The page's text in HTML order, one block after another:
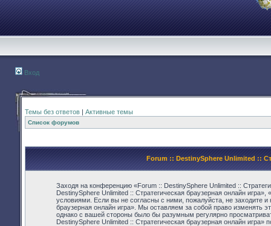
Вход
Темы без ответов | Активные темы
Список форумов
Forum :: DestinySphere Unlimited ::
Заходя на конференцию «Forum :: DestinySphere Unlimited ::
DestinySphere Unlimited :: Стратегическая браузерная онлайн
условиями. Если вы не согласны с ними, пожалуйста, не заходите
браузерная онлайн игра». Мы оставляем за собой право изменять
однако с вашей стороны было бы разумным регулярно
DestinySphere Unlimited :: Стратегическая браузерная онлайн